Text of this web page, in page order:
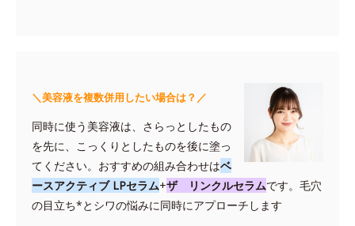
＼美容液を複数併用したい場合は？／
同時に使う美容液は、さらっとしたもの
を先に、こっくりとしたものを後に塗っ
てください。おすすめの組み合わせはベ
ースアクティブ LPセラム+ザ リンクルセラムです。毛穴
の目立ち*とシワの悩みに同時にアプローチします